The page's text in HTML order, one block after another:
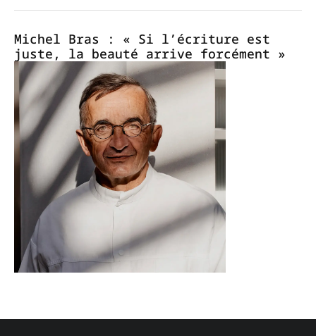
Michel Bras : « Si l’écriture est
juste, la beauté arrive forcément »